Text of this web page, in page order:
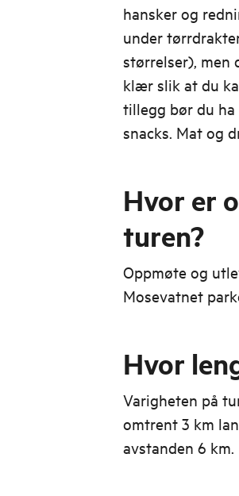
hansker og
under
størrelser), men
klær slik at du
tillegg bør du
snacks. Mat og
Hvor er
turen?
Oppmøte og
Mosevatnet
Hvor
Varigheten på
omtrent 3 km
avstanden 6 km.